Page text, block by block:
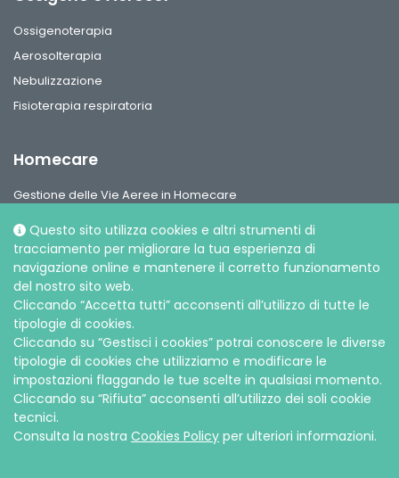
Questo sito utilizza cookies e altri strumenti di
tracciamento per migliorare la tua esperienza di
navigazione online e mantenere il corretto funzionamento
del nostro sito web.
Cliccando “Accetta tutti” acconsenti all’utilizzo di tutte le
tipologie di cookies.
Cliccando su “Gestisci i cookies” potrai conoscere le diverse
tipologie di cookies che utilizziamo e modificare le
impostazioni flaggando le tue scelte in qualsiasi momento.
Cliccando su “Rifiuta” acconsenti all’utilizzo dei soli cookie
tecnici.
Consulta la nostra Cookies Policy per ulteriori informazioni.
Ossigenoterapia
Aerosolterapia
Nebulizzazione
Fisioterapia respiratoria
Homecare
Gestione delle Vie Aeree in Homecare
Gamma Ossigeno & Aerosol Terapia Home Care
Social media